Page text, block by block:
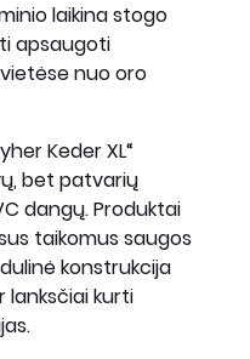
laikina stogo
apsaugoti
nuo oro
Keder XL“
bet patvarių
dangų. Produktai
taikomus saugos
konstrukcija
lanksčiai kurti